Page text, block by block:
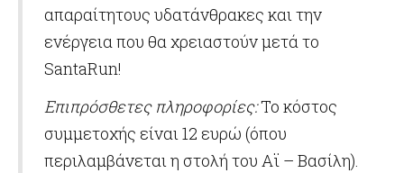
απαραίτητους υδατάνθρακες και την
ενέργεια που θα χρειαστούν μετά το
SantaRun!
Επιπρόσθετες πληροφορίες:Το κόστος
συμμετοχής είναι 12 ευρώ (όπου
περιλαμβάνεται η στολή του Αϊ – Βασίλη).